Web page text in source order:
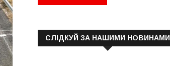
СЛІДКУЙ ЗА НАШИМИ НОВИНАМИ